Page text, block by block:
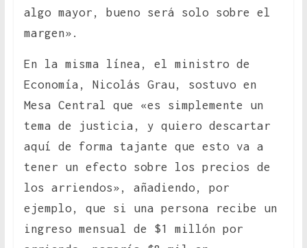
algo mayor, bueno será solo sobre el
margen».
En la misma línea, el ministro de
Economía, Nicolás Grau, sostuvo en
Mesa Central que «es simplemente un
tema de justicia, y quiero descartar
aquí de forma tajante que esto va a
tener un efecto sobre los precios de
los arriendos», añadiendo, por
ejemplo, que si una persona recibe un
ingreso mensual de $1 millón por